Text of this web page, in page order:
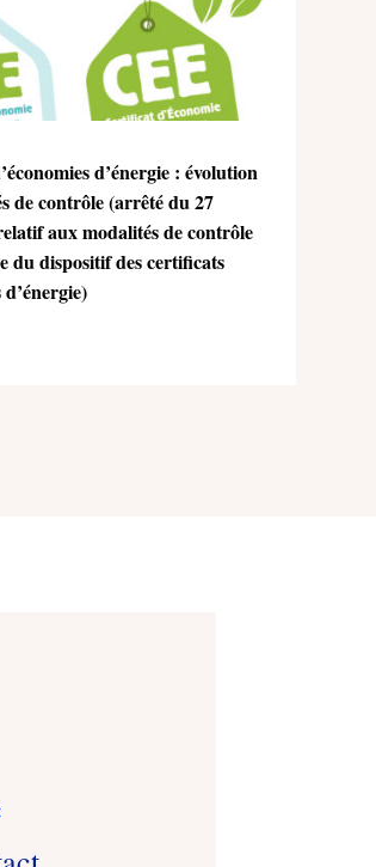
d’énergie : évolution
de contrôle (arrêté du 27
aux modalités de contrôle
du dispositif des certificats
d’énergie)